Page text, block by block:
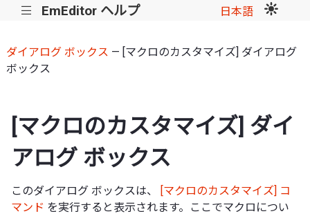
||| EmEditor ヘルプ 日本語
ダイアログ ボックス — [マクロのカスタマイズ] ダイアログ
ボックス
[マクロのカスタマイズ] ダイ
アログ ボックス
このダイアログ ボックスは、
[マクロのカスタマイズ] コ
マンド を実行すると表示されます。ここでマクロについ